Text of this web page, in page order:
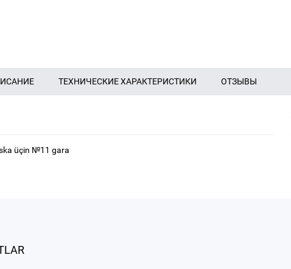
ТЕХНИЧЕСКИЕ ХАРАКТЕРИСТИКИ ОТЗЫВЫ
üçin №11 gara